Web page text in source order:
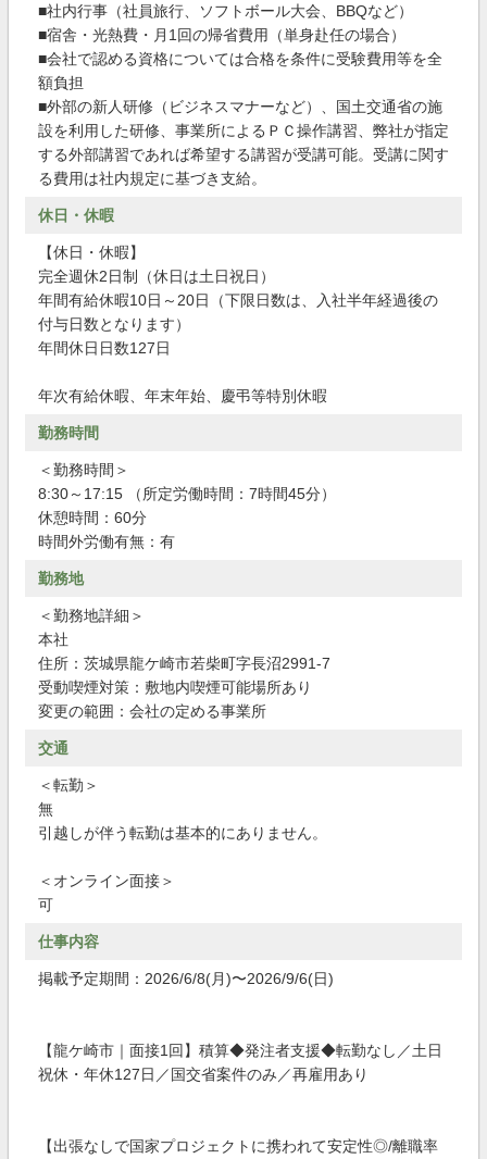
■社内行事（社員旅行、ソフトボール大会、BBQなど）
■宿舎・光熱費・月1回の帰省費用（単身赴任の場合）
■会社で認める資格については合格を条件に受験費用等を全
額負担
■外部の新人研修（ビジネスマナーなど）、国土交通省の施
設を利用した研修、事業所によるＰＣ操作講習、弊社が指定
する外部講習であれば希望する講習が受講可能。受講に関す
る費用は社内規定に基づき支給。
休日・休暇
【休日・休暇】
完全週休2日制（休日は土日祝日）
年間有給休暇10日～20日（下限日数は、入社半年経過後の
付与日数となります）
年間休日日数127日
年次有給休暇、年末年始、慶弔等特別休暇
勤務時間
＜勤務時間＞
8:30～17:15 （所定労働時間：7時間45分）
休憩時間：60分
時間外労働有無：有
勤務地
＜勤務地詳細＞
本社
住所：茨城県龍ケ崎市若柴町字長沼2991-7
受動喫煙対策：敷地内喫煙可能場所あり
変更の範囲：会社の定める事業所
交通
＜転勤＞
無
引越しが伴う転勤は基本的にありません。
＜オンライン面接＞
可
仕事内容
掲載予定期間：2026/6/8(月)〜2026/9/6(日)
【龍ケ崎市｜面接1回】積算◆発注者支援◆転勤なし／土日
祝休・年休127日／国交省案件のみ／再雇用あり
【出張なしで国家プロジェクトに携われて安定性◎/離職率